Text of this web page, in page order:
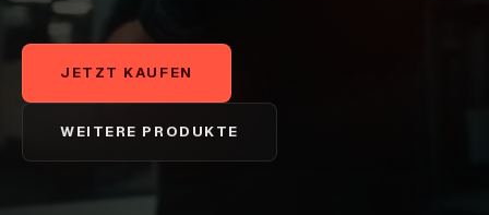
JETZT KAUFEN
WEITERE PRODUKTE